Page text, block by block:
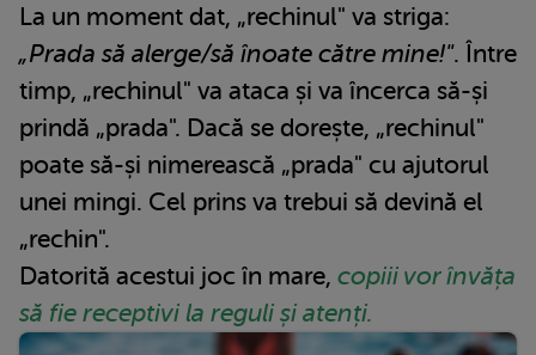
La un moment dat, „rechinul" va striga:
„Prada să alerge/să înoate către mine!". Între
timp, „rechinul" va ataca și va încerca să-și
prindă „prada". Dacă se dorește, „rechinul"
poate să-și nimerească „prada" cu ajutorul
unei mingi. Cel prins va trebui să devină el
„rechin".
Datorită acestui joc în mare, copiii vor învăța
să fie receptivi la reguli și atenți.